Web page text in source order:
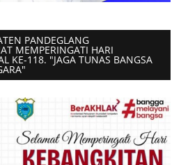
PANDEGLANG
MEMPERINGATI HARI
KE-118. "JAGA TUNAS BANGSA